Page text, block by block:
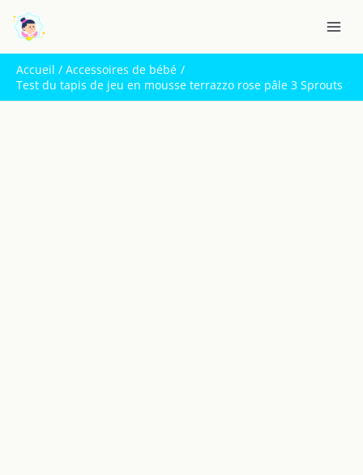
contenu
Accueil
Accessoires de bébé
Test du tapis de jeu en mousse terrazzo rose pâle 3 Sprouts
e
c
h
e